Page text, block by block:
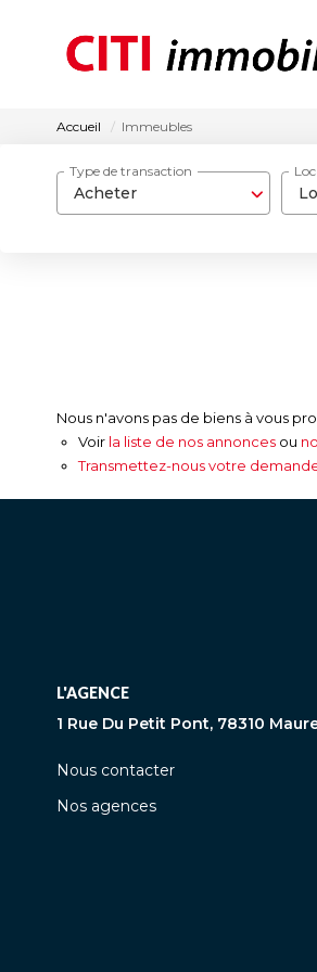
Accueil Immeubles
Acheter
Type de transaction
Nous n'avons pas de biens à vous
Voir la liste de nos annonces ou
Transmettez-nous votre
L'AGENCE
1 Rue Du Petit Pont, 78310
Nous contacter
Nos agences